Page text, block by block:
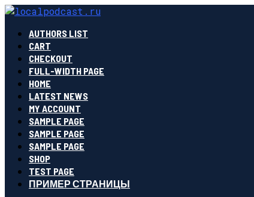
AUTHORS LIST
CART
CHECKOUT
FULL-WIDTH PAGE
HOME
LATEST NEWS
MY ACCOUNT
SAMPLE PAGE
SAMPLE PAGE
SAMPLE PAGE
SHOP
TEST PAGE
ПРИМЕР СТРАНИЦЫ